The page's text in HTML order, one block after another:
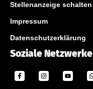
Stellenanzeige schalten
Impressum
Datenschutzerklärung
Soziale Netzwerke